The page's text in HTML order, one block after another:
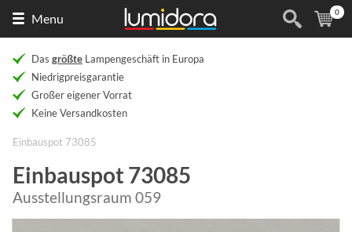
Menu (
0
Das größte Lampengeschäft in Europa
Niedrigpreisgarantie
Großer eigener Vorrat
Keine Versandkosten
Einbauspot 73085
Einbauspot 73085
Ausstellungsraum 059